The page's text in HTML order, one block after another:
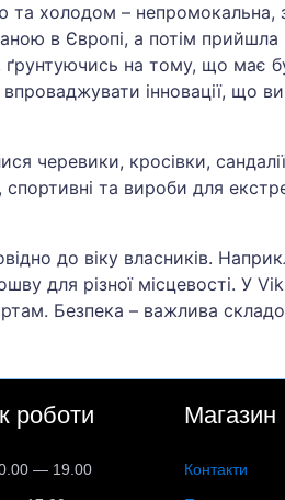
та холодом – непромокальна,
в Європі, а потім прийшла
ґрунтуючись на тому, що має
інновації, що
черевики, кросівки,
та вироби для
до віку власників.
для різної місцевості. У
Безпека – важлива
роботи
— 19.00
Магазин
Контакти